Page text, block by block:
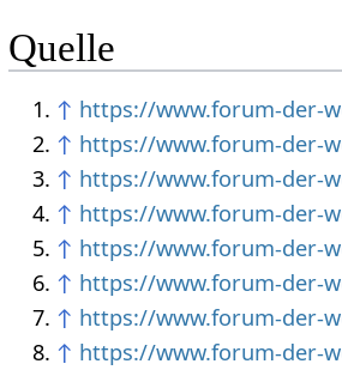
Quelle
↑ https://www.forum-der-
↑ https://www.forum-der-
↑ https://www.forum-der-
↑ https://www.forum-der-
↑ https://www.forum-der-
↑ https://www.forum-der-
↑ https://www.forum-der-
↑ https://www.forum-der-